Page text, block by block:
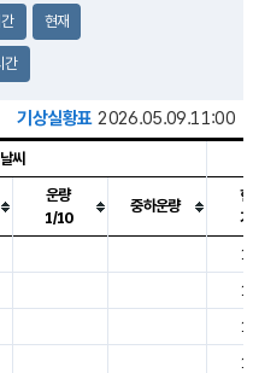
현재
간
기상실황표 2026.05.09.11:00
수, 바람, 기압등을 안내한 표입
날씨
운량
1/10
중하운량